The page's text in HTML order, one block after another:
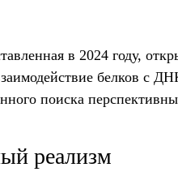
в 2024 году,
белков с
поиска
реализм